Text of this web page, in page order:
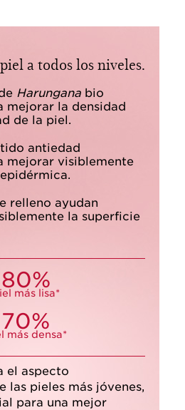
a todos los niveles.
Harunganabio
mejorar la densidad
de la piel.
antiedad
mejorar visiblemente
relleno ayudan
la superficie
80%
más lisa*
70%
más densa*
el aspecto
las pieles más jóvenes,
para una mejor